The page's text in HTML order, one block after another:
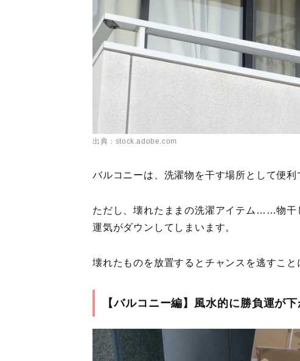
出典：stock.adobe.com
バルコニーは、洗濯物を干す場所として便利
ただし、壊れたままの洗濯アイテム……物干
運気がダウンしてしまいます。
壊れたものを放置するとチャンスを逃すこ
【バルコニー編】風水的に勝負運が